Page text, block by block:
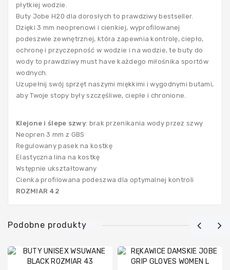
Osprzęt
jachtowy
Pontony
akcesoria
przyczep
Przegląd
silnika
łodzi
-
spalinowe
płytkiej wodzie.
Buty Jobe H20 dla dorosłych to prawdziwy bestseller.
Dzięki 3 mm neoprenowi i cienkiej, wyprofilowanej
podeszwie zewnętrznej, która zapewnia kontrolę, ciepło,
ochronę i przyczepność w wodzie i na wodzie, te buty do
wody to prawdziwy must have każdego miłośnika sportów
wodnych.
Uzupełnij swój sprzęt naszymi miękkimi i wygodnymi butami,
aby Twoje stopy były szczęśliwe, ciepłe i chronione.
Klejone i ślepe szwy: brak przenikania wody przez szwy
Neopren 3 mm z GBS
Regulowany pasek na kostkę
Elastyczna lina na kostkę
Wstępnie ukształtowany
Cienka profilowana podeszwa dla optymalnej kontroli
ROZMIAR 42
Podobne produkty